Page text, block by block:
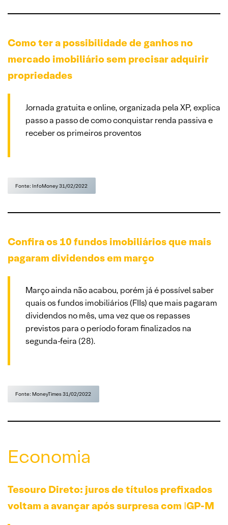
Como ter a possibilidade de ganhos no
mercado imobiliário sem precisar adquirir
propriedades
Jornada gratuita e online, organizada pela XP, explica
passo a passo de como conquistar renda passiva e
receber os primeiros proventos
Fonte: InfoMoney 31/02/2022
Confira os 10 fundos imobiliários que mais
pagaram dividendos em março
Março ainda não acabou, porém já é possível saber
quais os fundos imobiliários (FIIs) que mais pagaram
dividendos no mês, uma vez que os repasses
previstos para o período foram finalizados na
segunda-feira (28).
Fonte: MoneyTimes 31/02/2022
Economia
Tesouro Direto: juros de títulos prefixados
voltam a avançar após surpresa com IGP-M